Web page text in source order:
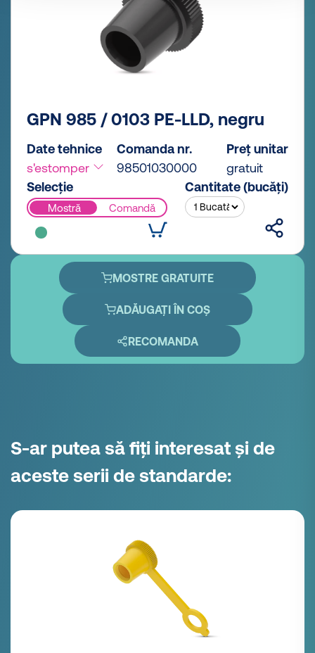
GPN 985 / 0103 PE-LLD, negru
Date tehnice
s'estomper
Comanda nr.
98501030000
Preț unitar
gratuit
Selecție
Mostră Comandă
Cantitate (bucăți)
MOSTRE GRATUITE
ADĂUGAȚI ÎN COȘ
RECOMANDA
S-ar putea să fiți interesat și de
aceste serii de standarde: